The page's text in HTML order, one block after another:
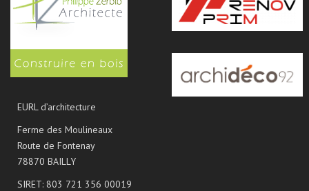
EURL d’architecture
Ferme des Moulineaux
Route de Fontenay
78870 BAILLY
SIRET: 803 721 356 00019